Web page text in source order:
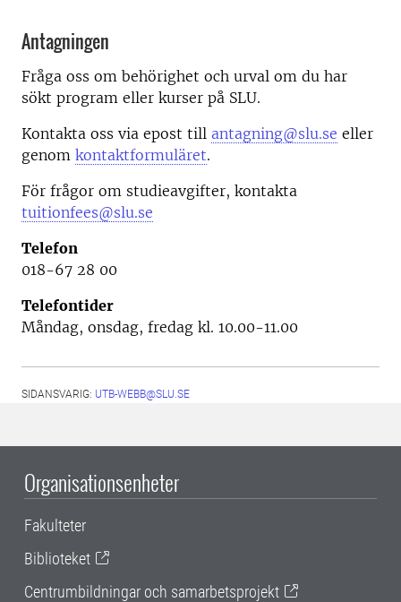
Antagningen
Fråga oss om behörighet och urval om du har
sökt program eller kurser på SLU.
Kontakta oss via epost till antagning@slu.se eller
genom kontaktformuläret.
För frågor om studieavgifter, kontakta
tuitionfees@slu.se
Telefon
018-67 28 00
Telefontider
Måndag, onsdag, fredag kl. 10.00-11.00
SIDANSVARIG: UTB-WEBB@SLU.SE
Organisationsenheter
Fakulteter
Biblioteket
Centrumbildningar och samarbetsprojekt